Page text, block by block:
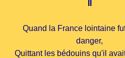
Quand la France lointaine
danger,
Quittant les bédouins qu'il